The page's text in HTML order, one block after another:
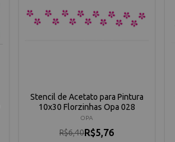
Stencil de Acetato para Pintura
10x30 Florzinhas Opa 028
OPA
R$6,40R$5,76